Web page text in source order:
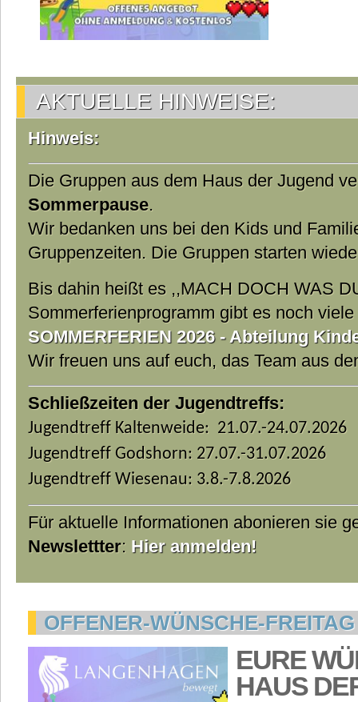
AKTUELLE HINWEISE:
Hinweis:
Die Gruppen aus dem Haus der Jugend
Sommerpause.
Wir bedanken uns bei den Kids und
Gruppenzeiten. Die Gruppen starten
Bis dahin heißt es ,,MACH DOCH WAS
Sommerferienprogramm gibt es noch
SOMMERFERIEN 2026 - Abteilung
Wir freuen uns auf euch, das Team aus
Schließzeiten der Jugendtreffs:
Jugendtreff Kaltenweide: 21.07.-24.07.2026
Jugendtreff Godshorn: 27.07.-31.07.2026
Jugendtreff Wiesenau: 3.8.-7.8.2026
Für aktuelle Informationen abonieren sie
Newslettter: Hier anmelden!
OFFENER-WÜNSCHE-FREITAG
EURE
HAUS